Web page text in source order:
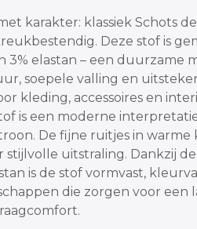
karakter: klassiek Schots
Deze stof is
3% elastan – een duurzame
soepele valling en
kleding, accessoires en
is een moderne
De fijne ruitjes in
stijlvolle uitstraling. Dankzij
is de stof vormvast,
die zorgen voor een